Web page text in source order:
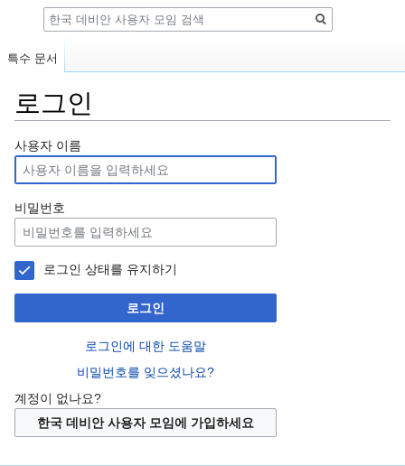
로그인
둘
러
보
기
로
가
기
검
색
하
러
가
기
사용자 이름
비밀번호
로그인 상태를 유지하기
로그인
로그인에 대한 도움말
비밀번호를 잊으셨나요?
계정이 없나요?
한국 데비안 사용자 모임에 가입하세요
특수 문서